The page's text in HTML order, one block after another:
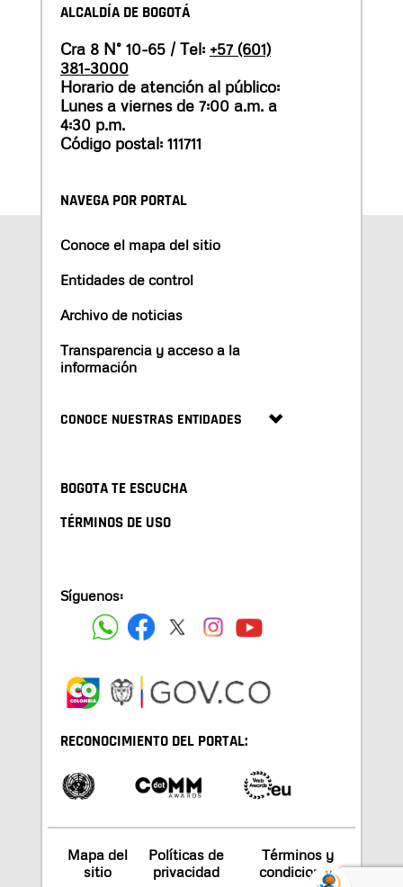
ALCALDÍA DE BOGOTÁ
Cra 8 N° 10-65 / Tel: +57 (601)
381-3000
Horario de atención al público:
Lunes a viernes de 7:00 a.m. a
4:30 p.m.
Código postal: 111711
NAVEGA POR PORTAL
Conoce el mapa del sitio
Entidades de control
Archivo de noticias
Transparencia y acceso a la
información
CONOCE NUESTRAS ENTIDADES
BOGOTA TE ESCUCHA
TÉRMINOS DE USO
Síguenos:
RECONOCIMIENTO DEL PORTAL:
Mapa del
sitio
Políticas de
privacidad
Términos y
condiciones